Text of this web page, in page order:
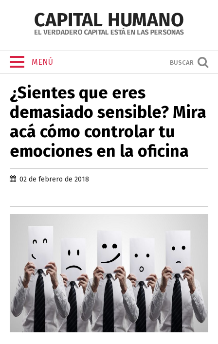
MENÚ BUSCAR
¿Sientes que eres
demasiado sensible? Mira
acá cómo controlar tu
emociones en la oficina
02 de febrero de 2018